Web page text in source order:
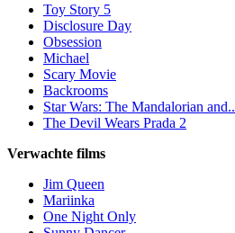
Toy Story 5
Disclosure Day
Obsession
Michael
Scary Movie
Backrooms
Star Wars: The Mandalorian and..
The Devil Wears Prada 2
Verwachte films
Jim Queen
Mariinka
One Night Only